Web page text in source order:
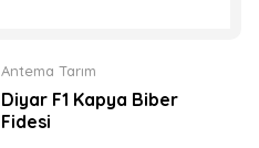
Antema Tarım
Diyar F1 Kapya Biber
Fidesi